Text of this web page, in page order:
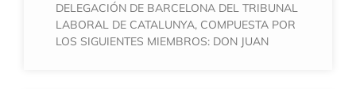
DELEGACIÓN DE BARCELONA DEL TRIBUNAL
LABORAL DE CATALUNYA, COMPUESTA POR
LOS SIGUIENTES MIEMBROS: DON JUAN